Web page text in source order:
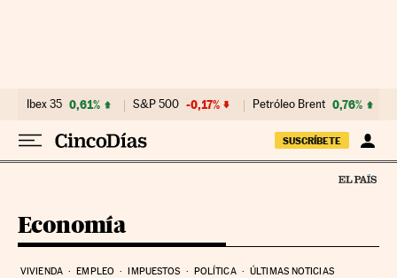
Ibex 35 0,61% S&P 500 -0,17% Petróleo Brent 0,76%
SUSCRÍBETE
Economía
VIVIENDA EMPLEO IMPUESTOS POLÍTICA ÚLTIMAS NOTICIAS